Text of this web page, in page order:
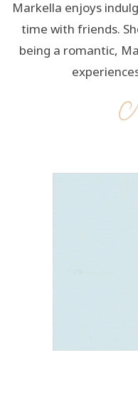
Markella enjoys
time with friends.
being a romantic,